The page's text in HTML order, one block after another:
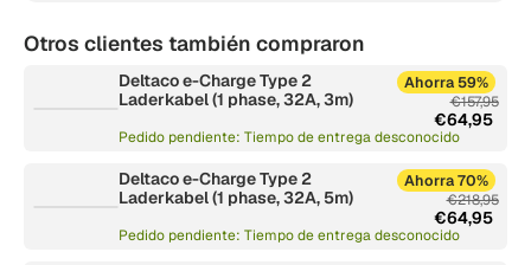
Otros clientes también compraron
Deltaco e-Charge Type 2
Laderkabel (1 phase, 32A, 3m)
Ahorra 59%
€157,95
€64,95
Pedido pendiente: Tiempo de entrega desconocido
Deltaco e-Charge Type 2
Laderkabel (1 phase, 32A, 5m)
Ahorra 70%
€218,95
€64,95
Pedido pendiente: Tiempo de entrega desconocido